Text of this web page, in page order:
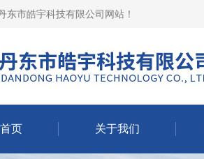
东市皓宇科技有限公司网站 ！
页 关于我们